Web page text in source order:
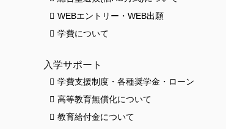
WEBエントリー・WEB出願
学費について
入学サポート
学費支援制度・各種奨学金・ローン
高等教育無償化について
教育給付金について